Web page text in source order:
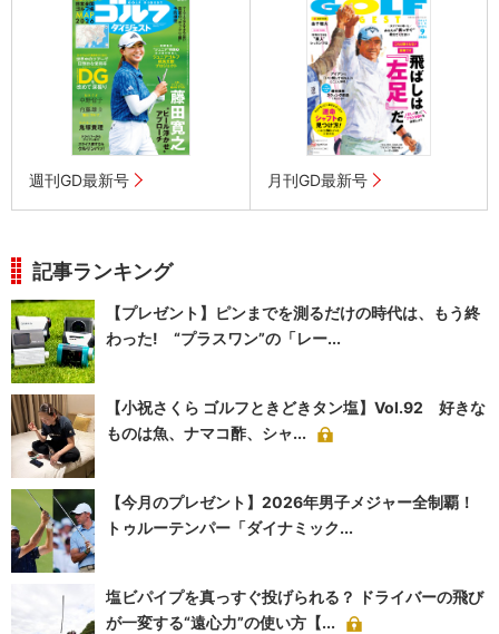
週刊GD最新号 月刊GD最新号
記事ランキング
【プレゼント】ピンまでを測るだけの時代は、もう終
わった! “プラスワン”の「レー...
【小祝さくら ゴルフときどきタン塩】Vol.92 好きな
ものは魚、ナマコ酢、シャ...
【今月のプレゼント】2026年男子メジャー全制覇！
トゥルーテンパー「ダイナミック...
塩ビパイプを真っすぐ投げられる？ ドライバーの飛び
が一変する“遠心力”の使い方【...